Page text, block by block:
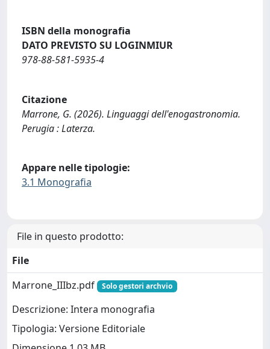
ISBN della monografia
DATO PREVISTO SU LOGINMIUR
978-88-581-5935-4
Citazione
Marrone, G. (2026). Linguaggi dell'enogastronomia.
Perugia : Laterza.
Appare nelle tipologie:
3.1 Monografia
File in questo prodotto:
File
Marrone_IIIbz.pdf
Solo gestori archvio
Descrizione: Intera monografia
Tipologia: Versione Editoriale